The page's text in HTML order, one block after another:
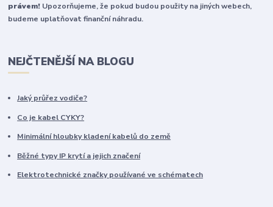
právem! Upozorňujeme, že pokud budou použity na jiných webech,
budeme uplatňovat finanční náhradu.
NEJČTENĚJŠÍ NA BLOGU
Jaký průřez vodiče?
Co je kabel CYKY?
Minimální hloubky kladení kabelů do země
Běžné typy IP krytí a jejich značení
Elektrotechnické značky používané ve schématech